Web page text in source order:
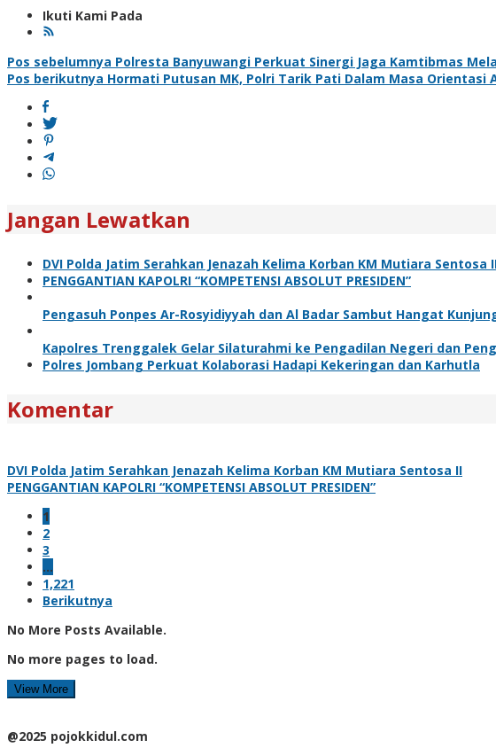
Ikuti Kami Pada
Navigasi
pos
Pos sebelumnya Polresta Banyuwangi Perkuat Sinergi Jaga Kamtibmas
Pos berikutnya Hormati Putusan MK, Polri Tarik Pati Dalam Masa Orientasi
Jangan Lewatkan
DVI Polda Jatim Serahkan Jenazah Kelima Korban KM Mutiara Sentosa
PENGGANTIAN KAPOLRI “KOMPETENSI ABSOLUT PRESIDEN”
Pengasuh Ponpes Ar-Rosyidiyyah dan Al Badar Sambut Hangat
Kapolres Trenggalek Gelar Silaturahmi ke Pengadilan Negeri dan
Polres Jombang Perkuat Kolaborasi Hadapi Kekeringan dan Karhutla
Komentar
DVI Polda Jatim Serahkan Jenazah Kelima Korban KM Mutiara Sentosa II
PENGGANTIAN KAPOLRI “KOMPETENSI ABSOLUT PRESIDEN”
1
2
3
…
1,221
Berikutnya
No More Posts Available.
No more pages to load.
View More
@2025 pojokkidul.com